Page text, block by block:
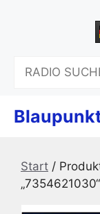
Start /
„7354621030“